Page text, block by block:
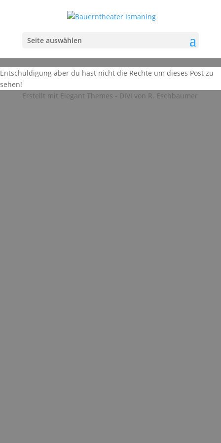
Seite auswählen
Entschuldigung aber du hast nicht die Rechte um dieses Post zu
sehen!
Erstellt mit Elegant Themes - DIVI von R. Eschbaumer